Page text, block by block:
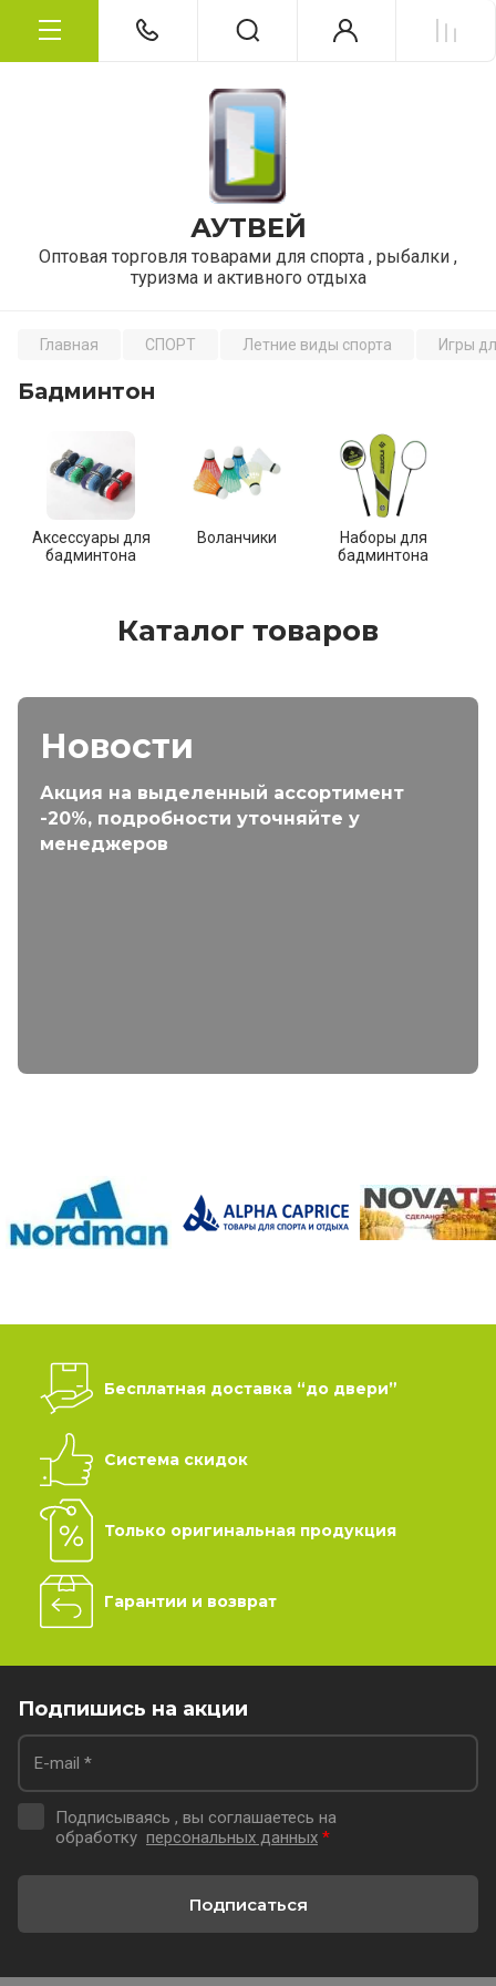
АУТВЕЙ
Оптовая торговля товарами для спорта , рыбалки ,
туризма и активного отдыха
Новости
Акция на выделенный ассортимент
-20%, подробности уточняйте у
менеджеров
Главная СПОРТ Летние виды спорта Игры
Бадминтон
Аксессуары для
бадминтона
Воланчики
Наборы для
бадминтона
Каталог товаров
Бесплатная доставка “до двери”
Система скидок
Только оригинальная продукция
Гарантии и возврат
Подпишись на акции
Подписываясь , вы соглашаетесь на
обработку персональных данных *
Подписаться